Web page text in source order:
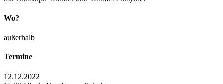
Wo?
außerhalb
Termine
12.12.2022